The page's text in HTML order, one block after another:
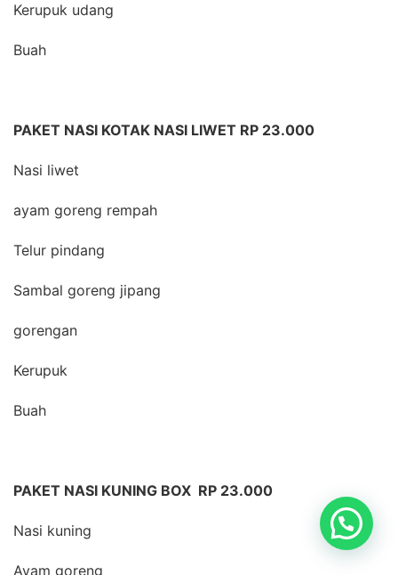
Kerupuk udang
Buah
PAKET NASI KOTAK NASI LIWET RP 23.000
Nasi liwet
ayam goreng rempah
Telur pindang
Sambal goreng jipang
gorengan
Kerupuk
Buah
PAKET NASI KUNING BOX RP 23.000
Nasi kuning
Ayam goreng